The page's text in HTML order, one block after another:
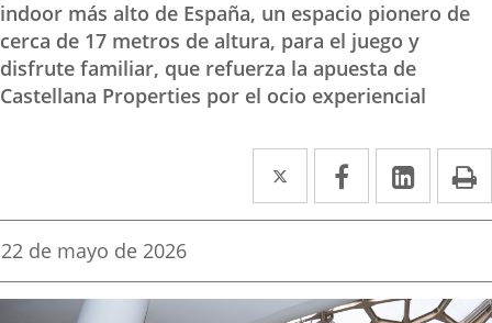
indoor más alto de España, un espacio pionero de
cerca de 17 metros de altura, para el juego y
disfrute familiar, que refuerza la apuesta de
Castellana Properties por el ocio experiencial
Twitter
Enlace
a
aplicación
Facebook
Enlace
a
aplicación
Enlace
a
Fecha
la
22 de mayo de 2026